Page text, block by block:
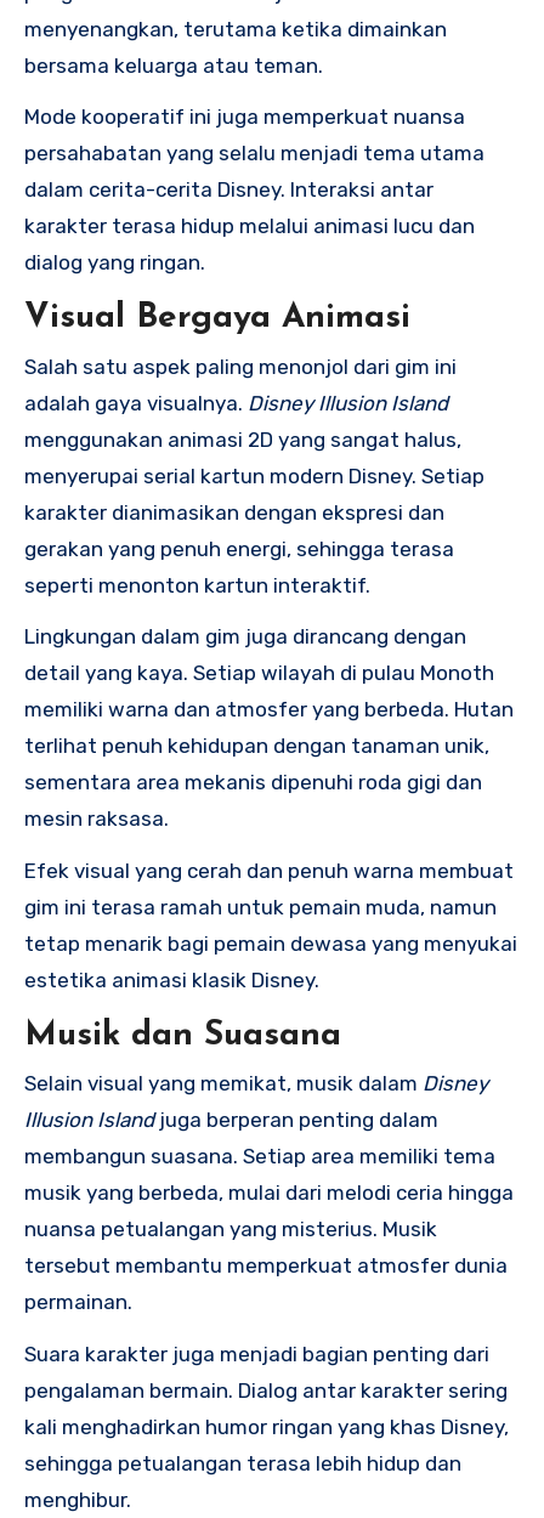
menyenangkan, terutama ketika dimainkan
bersama keluarga atau teman.
Mode kooperatif ini juga memperkuat nuansa
persahabatan yang selalu menjadi tema utama
dalam cerita-cerita Disney. Interaksi antar
karakter terasa hidup melalui animasi lucu dan
dialog yang ringan.
Visual Bergaya Animasi
Salah satu aspek paling menonjol dari gim ini
adalah gaya visualnya. Disney Illusion Island
menggunakan animasi 2D yang sangat halus,
menyerupai serial kartun modern Disney. Setiap
karakter dianimasikan dengan ekspresi dan
gerakan yang penuh energi, sehingga terasa
seperti menonton kartun interaktif.
Lingkungan dalam gim juga dirancang dengan
detail yang kaya. Setiap wilayah di pulau Monoth
memiliki warna dan atmosfer yang berbeda. Hutan
terlihat penuh kehidupan dengan tanaman unik,
sementara area mekanis dipenuhi roda gigi dan
mesin raksasa.
Efek visual yang cerah dan penuh warna membuat
gim ini terasa ramah untuk pemain muda, namun
tetap menarik bagi pemain dewasa yang menyukai
estetika animasi klasik Disney.
Musik dan Suasana
Selain visual yang memikat, musik dalam Disney
Illusion Islandjuga berperan penting dalam
membangun suasana. Setiap area memiliki tema
musik yang berbeda, mulai dari melodi ceria hingga
nuansa petualangan yang misterius. Musik
tersebut membantu memperkuat atmosfer dunia
permainan.
Suara karakter juga menjadi bagian penting dari
pengalaman bermain. Dialog antar karakter sering
kali menghadirkan humor ringan yang khas Disney,
sehingga petualangan terasa lebih hidup dan
menghibur.